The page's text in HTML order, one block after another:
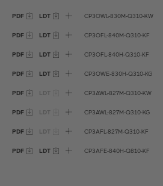
PDF LDT CP3OWL-830M-Q310-KW
PDF LDT CP3OFL-840M-Q310-KF
PDF LDT CP3OFL-840H-Q310-KF
PDF LDT CP3OWE-830H-Q310-KG
PDF LDT CP3AWL-827M-Q310-KW
PDF LDT CP3AWL-827M-Q310-KG
PDF LDT CP3AFL-827M-Q310-KF
PDF LDT CP3AFE-840H-Q810-KF